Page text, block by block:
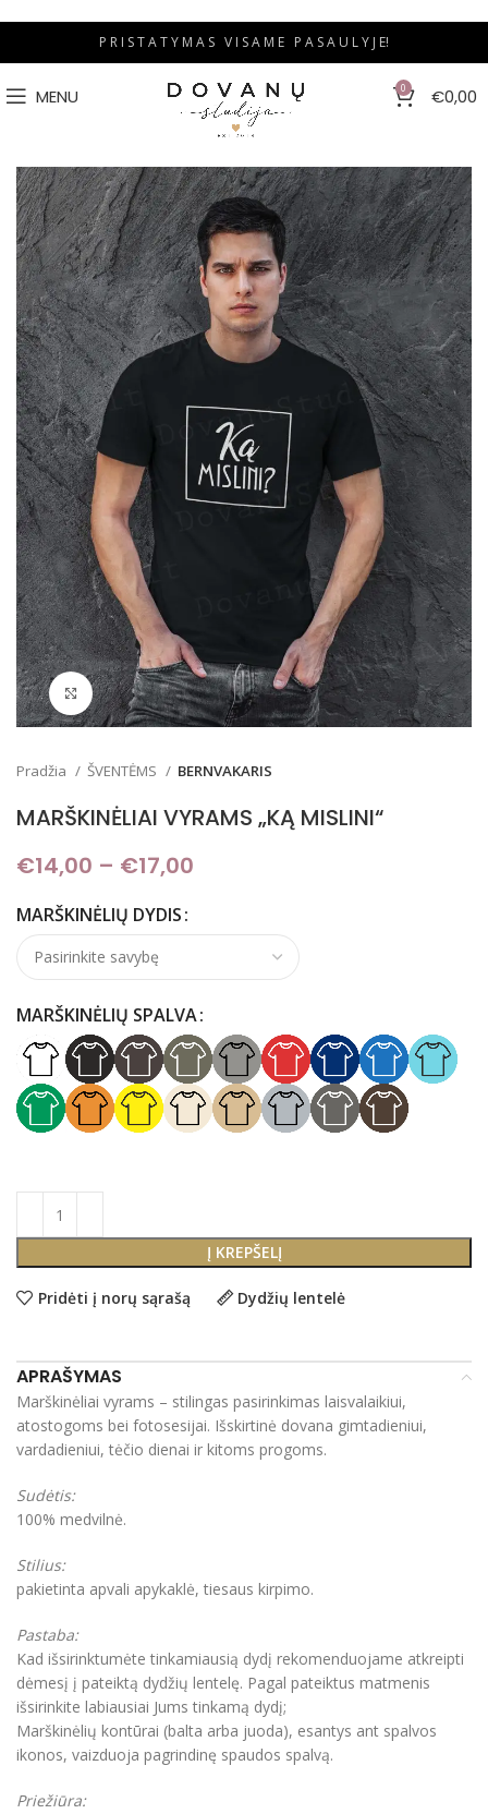
P R I S T A T Y M A S V I S A M E P A S A U L Y J E!
MENU 0 €0,00
Padidinti
Pradžia ŠVENTĖMS BERNVAKARIS
MARŠKINĖLIAI VYRAMS „KĄ MISLINI“
€14,00 – €17,00
MARŠKINĖLIŲ DYDIS
MARŠKINĖLIŲ SPALVA
Į KREPŠELĮ
Pridėti į norų sąrašą Dydžių lentelė
APRAŠYMAS
Marškinėliai vyrams – stilingas pasirinkimas laisvalaikiui,
atostogoms bei fotosesijai. Išskirtinė dovana gimtadieniui,
vardadieniui, tėčio dienai ir kitoms progoms.
Sudėtis:
100% medvilnė.
Stilius:
pakietinta apvali apykaklė, tiesaus kirpimo.
Pastaba:
Kad išsirinktumėte tinkamiausią dydį rekomenduojame atkreipti
dėmesį į pateiktą dydžių lentelę. Pagal pateiktus matmenis
išsirinkite labiausiai Jums tinkamą dydį;
Marškinėlių kontūrai (balta arba juoda), esantys ant spalvos
ikonos, vaizduoja pagrindinę spaudos spalvą.
Priežiūra: